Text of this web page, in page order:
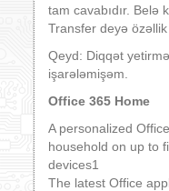
tam cavabıdır. Belə
Transfer deyə özəllik
Qeyd: Diqqət
işarələmişəm.
Office 365 Home
A personalized
household on up to
devices1
The latest Office